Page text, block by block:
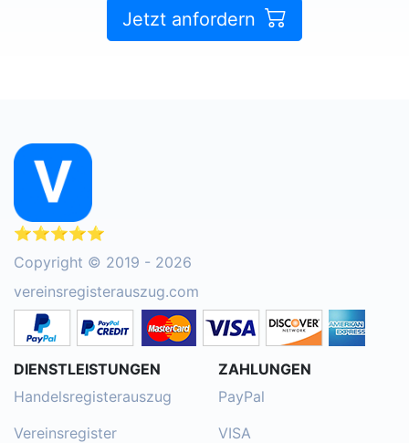
Jetzt anfordern
⭐⭐⭐⭐⭐
Copyright © 2019 - 2026
vereinsregisterauszug.com
DIENSTLEISTUNGEN
Handelsregisterauszug
Vereinsregister
ZAHLUNGEN
PayPal
VISA